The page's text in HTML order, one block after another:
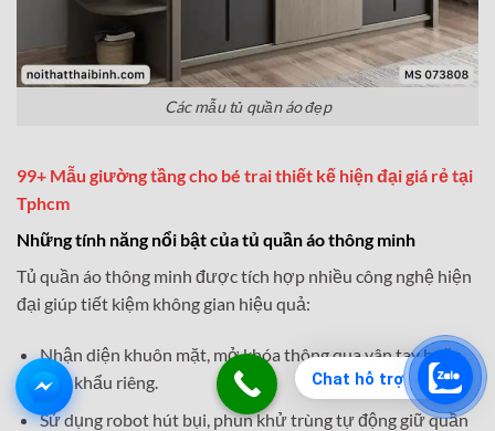
Các mẫu tủ quần áo đẹp
99+ Mẫu giường tầng cho bé trai thiết kế hiện đại giá rẻ tại
Tphcm
Những tính năng nổi bật của tủ quần áo thông minh
Tủ quần áo thông minh được tích hợp nhiều công nghệ hiện
đại giúp tiết kiệm không gian hiệu quả:
Nhận diện khuôn mặt, mở khóa thông qua vân tay hoặc
mật khẩu riêng.
Sử dụng robot hút bụi, phun khử trùng tự động giữ quần
Chat hỗ trợ